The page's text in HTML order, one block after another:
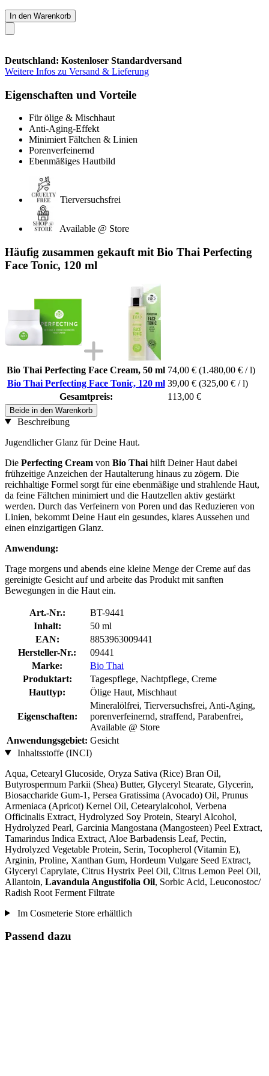
In den Warenkorb
Deutschland: Kostenloser Standardversand
Weitere Infos zu Versand & Lieferung
Eigenschaften und Vorteile
Für ölige & Mischhaut
Anti-Aging-Effekt
Minimiert Fältchen & Linien
Porenverfeinernd
Ebenmäßiges Hautbild
Tierversuchsfrei
Available @ Store
Häufig zusammen gekauft mit Bio Thai Perfecting
Face Tonic, 120 ml
Bio Thai Perfecting Face Cream, 50 ml 74,00 € (1.480,00 € / l)
Bio Thai Perfecting Face Tonic, 120 ml 39,00 € (325,00 € / l)
Gesamtpreis:
113,00 €
Beide in den Warenkorb
Beschreibung
Jugendlicher Glanz für Deine Haut.
Die Perfecting Cream von Bio Thai hilft Deiner Haut dabei
frühzeitige Anzeichen der Hautalterung hinaus zu zögern. Die
reichhaltige Formel sorgt für eine ebenmäßige und strahlende Haut,
da feine Fältchen minimiert und die Hautzellen aktiv gestärkt
werden. Durch das Verfeinern von Poren und das Reduzieren von
Linien, bekommt Deine Haut ein gesundes, klares Aussehen und
einen einzigartigen Glanz.
Anwendung:
Trage morgens und abends eine kleine Menge der Creme auf das
gereinigte Gesicht auf und arbeite das Produkt mit sanften
Bewegungen in die Haut ein.
Art.-Nr.:
BT-9441
Inhalt:
50 ml
EAN:
8853963009441
Hersteller-Nr.:
09441
Marke:
Bio Thai
Produktart:
Tagespflege, Nachtpflege, Creme
Hauttyp:
Ölige Haut, Mischhaut
Eigenschaften:
Mineralölfrei, Tierversuchsfrei, Anti-Aging,
porenverfeinernd, straffend, Parabenfrei,
Available @ Store
Anwendungsgebiet: Gesicht
Inhaltsstoffe (INCI)
Aqua, Cetearyl Glucoside, Oryza Sativa (Rice) Bran Oil,
Butyrospermum Parkii (Shea) Butter, Glyceryl Stearate, Glycerin,
Biosaccharide Gum-1, Persea Gratissima (Avocado) Oil, Prunus
Armeniaca (Apricot) Kernel Oil, Cetearylalcohol, Verbena
Officinalis Extract, Hydrolyzed Soy Protein, Stearyl Alcohol,
Hydrolyzed Pearl, Garcinia Mangostana (Mangosteen) Peel Extract,
Tamarindus Indica Extract, Aloe Barbadensis Leaf, Pectin,
Hydrolyzed Vegetable Protein, Serin, Tocopherol (Vitamin E),
Arginin, Proline, Xanthan Gum, Hordeum Vulgare Seed Extract,
Glyceryl Caprylate, Citrus Hystrix Peel Oil, Citrus Lemon Peel Oil,
Allantoin, Lavandula Angustifolia Oil, Sorbic Acid, Leuconostoc/
Radish Root Ferment Filtrate
Im Cosmeterie Store erhältlich
Passend dazu